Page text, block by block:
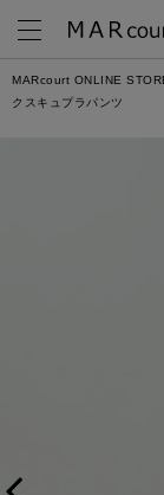
MARcourt ONLINE
クスキュプラパンツ